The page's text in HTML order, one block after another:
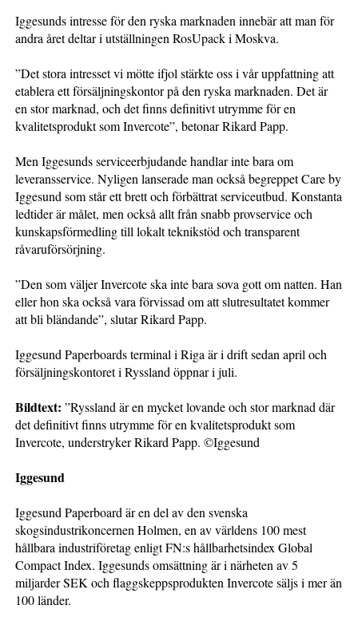
Iggesunds intresse för den ryska marknaden innebär att man för
andra året deltar i utställningen RosUpack i Moskva.
”Det stora intresset vi mötte ifjol stärkte oss i vår uppfattning att
etablera ett försäljningskontor på den ryska marknaden. Det är
en stor marknad, och det finns definitivt utrymme för en
kvalitetsprodukt som Invercote”, betonar Rikard Papp.
Men Iggesunds serviceerbjudande handlar inte bara om
leveransservice. Nyligen lanserade man också begreppet Care by
Iggesund som står ett brett och förbättrat serviceutbud. Konstanta
ledtider är målet, men också allt från snabb provservice och
kunskapsförmedling till lokalt teknikstöd och transparent
råvaruförsörjning.
”Den som väljer Invercote ska inte bara sova gott om natten. Han
eller hon ska också vara förvissad om att slutresultatet kommer
att bli bländande”, slutar Rikard Papp.
Iggesund Paperboards terminal i Riga är i drift sedan april och
försäljningskontoret i Ryssland öppnar i juli.
Bildtext: ”Ryssland är en mycket lovande och stor marknad där
det definitivt finns utrymme för en kvalitetsprodukt som
Invercote, understryker Rikard Papp. ©Iggesund
Iggesund
Iggesund Paperboard är en del av den svenska
skogsindustrikoncernen Holmen, en av världens 100 mest
hållbara industriföretag enligt FN:s hållbarhetsindex Global
Compact Index. Iggesunds omsättning är i närheten av 5
miljarder SEK och flaggskeppsprodukten Invercote säljs i mer än
100 länder.